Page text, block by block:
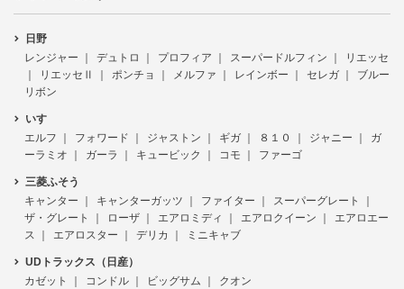
日野
レンジャー
デュトロ プロフィア スーパードルフィン
リエッセ
リエッセⅡ
ポンチョ メルファ レインボー セレガ
ブルー
リボン
いすゞ
エルフ
フォワード ジャストン ギガ ８１０ ジャニー
ガ
ーラミオ
ガーラ キュービック コモ ファーゴ
三菱ふそう
キャンター
キャンターガッツ ファイター
スーパーグレート
ザ・グレート
ローザ エアロミディ エアロクイーン
エアロエー
ス
エアロスター デリカ ミニキャブ
UDトラックス（日産）
カゼット
コンドル ビッグサム クオン